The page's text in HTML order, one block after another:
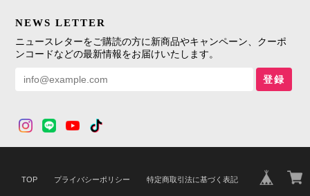
NEWS LETTER
ニュースレターをご購読の方に新商品やキャンペーン、クーポ
ンコードなどの最新情報をお届けいたします。
登録
TOP プライバシーポリシー 特定商取引法に基づく表記